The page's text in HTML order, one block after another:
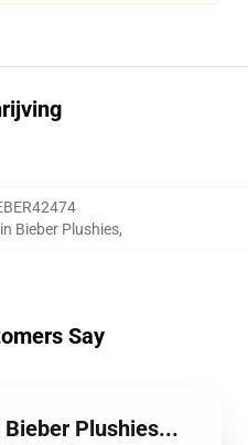
Bieber Plushies,
Say
Plushies...